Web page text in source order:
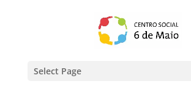
Select Page